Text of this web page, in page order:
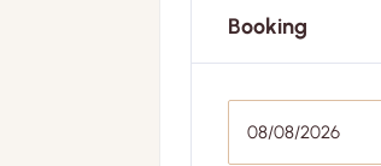
Booking